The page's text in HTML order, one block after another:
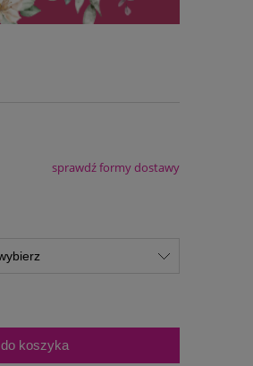
sprawdź formy dostawy
do koszyka